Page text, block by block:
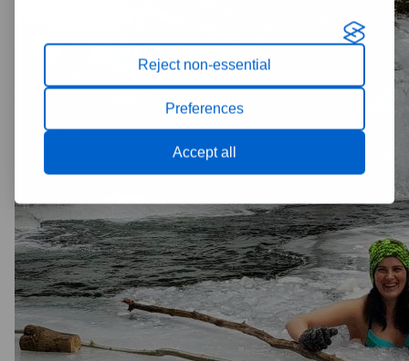
Reject non-essential
Preferences
Accept all